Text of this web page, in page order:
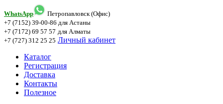
WhatsApp
Петропавловск (Офис)
+7 (7152) 39-00-86 для Астаны
+7 (7172) 69 57 57 для Алматы
+7 (727) 312 25 25 Личный кабинет
Каталог
Регистрация
Доставка
Контакты
Полезное